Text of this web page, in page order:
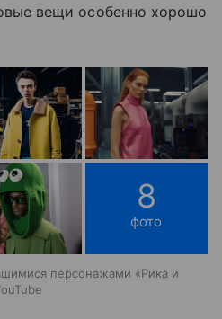
вещи особенно хорошо
8
фото
персонажами «Рика и